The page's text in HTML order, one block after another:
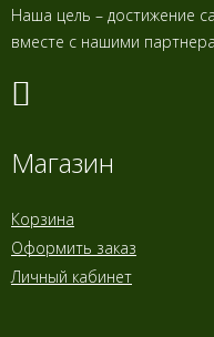
Наша цель – достижение
вместе с нашими
Магазин
Корзина
Оформить заказ
Личный кабинет